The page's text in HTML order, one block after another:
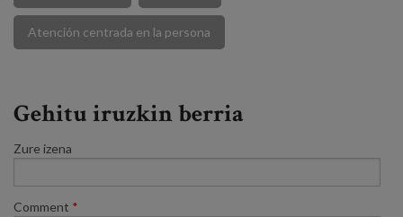
Atención centrada en la persona
Gehitu iruzkin berria
Zure izena
Comment *